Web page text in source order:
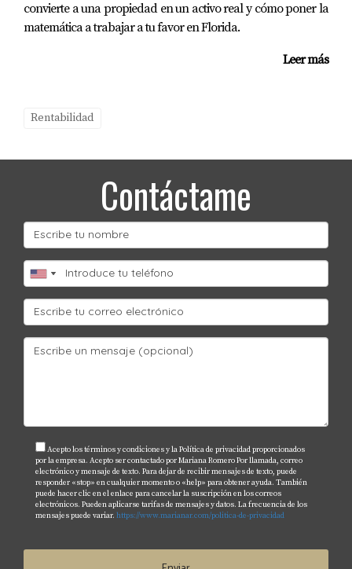
convierte a una propiedad en un activo real y cómo poner la
matemática a trabajar a tu favor en Florida.
Leer más
Rentabilidad
Contáctame
Acepto los términos y condiciones y la Política de privacidad proporcionados
por la empresa. Acepto ser contactado por Mariana Romero Por llamada, correo
electrónico y mensaje de texto. Para dejar de recibir mensajes de texto, puede
responder «stop» en cualquier momento o «help» para obtener ayuda. También
puede hacer clic en el enlace para cancelar la suscripción en los correos
electrónicos. Pueden aplicarse tarifas de mensajes y datos. La frecuencia de los
mensajes puede variar. https://www.marianar.com/politica-de-privacidad